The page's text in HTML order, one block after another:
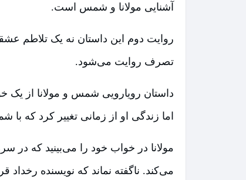
آشنایی مولانا و شمس است.
روایت دوم این داستان نه یک تلاطم
تصرف روایت می‌شود.
داستان رویارویی شمس و مولانا از
اما زندگی او از زمانی تغییر کرد که با
مولانا در خواب خود را می‌بینید که در
می‌کند. ناگفته نماند که نویسنده